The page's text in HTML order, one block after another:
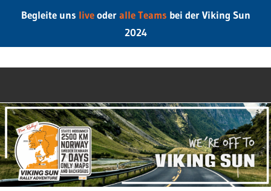
Begleite uns liveoderalle Teams bei der Viking Sun
2024